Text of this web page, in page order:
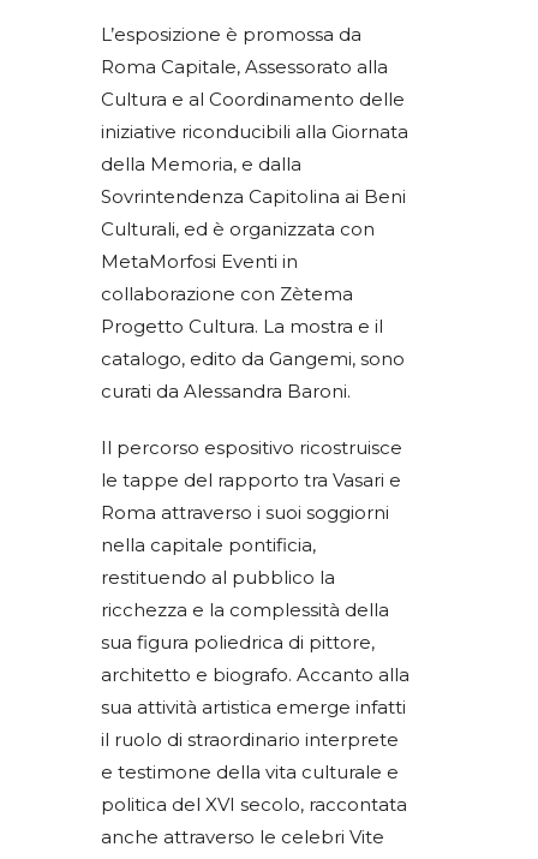
L’esposizione è promossa da
Roma Capitale, Assessorato alla
Cultura e al Coordinamento delle
iniziative riconducibili alla Giornata
della Memoria, e dalla
Sovrintendenza Capitolina ai Beni
Culturali, ed è organizzata con
MetaMorfosi Eventi in
collaborazione con Zètema
Progetto Cultura. La mostra e il
catalogo, edito da Gangemi, sono
curati da Alessandra Baroni.
Il percorso espositivo ricostruisce
le tappe del rapporto tra Vasari e
Roma attraverso i suoi soggiorni
nella capitale pontificia,
restituendo al pubblico la
ricchezza e la complessità della
sua figura poliedrica di pittore,
architetto e biografo. Accanto alla
sua attività artistica emerge infatti
il ruolo di straordinario interprete
e testimone della vita culturale e
politica del XVI secolo, raccontata
anche attraverso le celebri Vite